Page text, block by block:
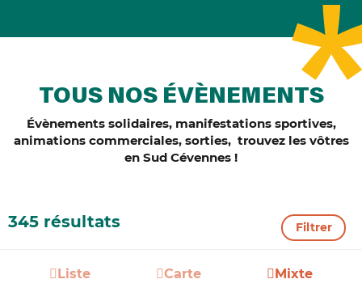
TOUS NOS ÉVÈNEMENTS
Évènements solidaires, manifestations sportives,
animations commerciales, sorties, trouvez les vôtres
en Sud Cévennes !
345 résultats Filtrer
Liste Carte Mixte